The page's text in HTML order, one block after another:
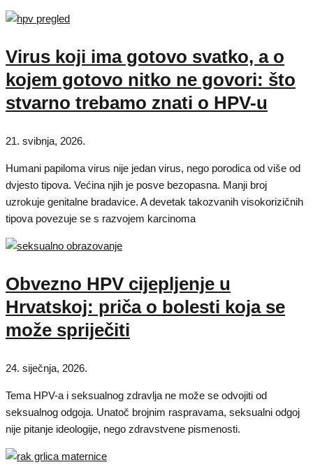
Virus koji ima gotovo svatko, a o
kojem gotovo nitko ne govori: što
stvarno trebamo znati o HPV-u
21. svibnja, 2026.
Humani papiloma virus nije jedan virus, nego porodica od više od
dvjesto tipova. Većina njih je posve bezopasna. Manji broj
uzrokuje genitalne bradavice. A devetak takozvanih visokorizičnih
tipova povezuje se s razvojem karcinoma
Obvezno HPV cijepljenje u
Hrvatskoj: priča o bolesti koja se
može spriječiti
24. siječnja, 2026.
Tema HPV-a i seksualnog zdravlja ne može se odvojiti od
seksualnog odgoja. Unatoč brojnim raspravama, seksualni odgoj
nije pitanje ideologije, nego zdravstvene pismenosti.